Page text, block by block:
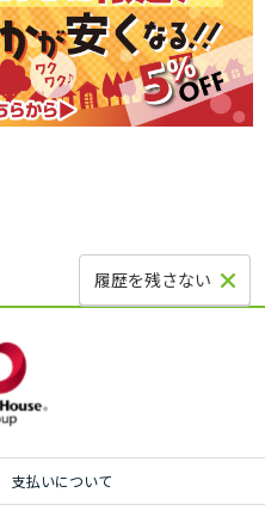
履歴を残さない
支払いについて